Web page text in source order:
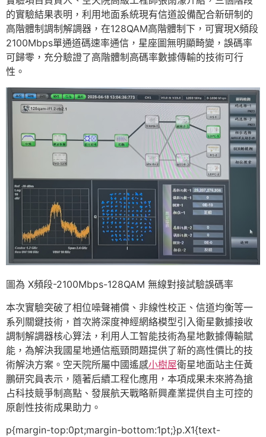
的實驗結果表明，利用地面系統現有信道設備配合新研制的
高階體制調制解調器，在128QAM高階體制下，可實現X頻段
2100Mbps單通道碼速率通信，星座圖無明顯畸變，誤碼率
可歸零，充分驗證了高階體制高碼率數據傳輸的技術可行
性。
圖為 X頻段-2100Mbps-128QAM 無線對接試驗誤碼率
本次實驗突破了相位噪聲補償、非線性校正、信道均衡等一
系列關鍵技術，首次將深度神經網絡模型引入衛星數據接收
調制解調器核心算法，利用人工智能技術為星地數據傳輸賦
能，為解決我國星地通信瓶頸問題提供了新的高性價比的技
術解決方案。空天院所屬中國遙感小樹屋衛星地面站主任黃
鵬研究員表示，隨著后續工程化應用，本項成果未來將為搶
占科技競爭制高點、發展航天戰略新興產業提供自主可控的
原創性技術成果助力。
p{margin-top:0pt;margin-bottom:1pt;}p.X1{text-